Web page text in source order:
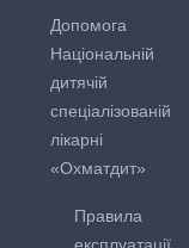
Допомога
Національній
дитячій
спеціалізованій
лікарні
«Охматдит»
Правила